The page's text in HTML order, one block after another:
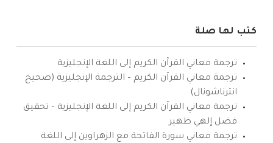
كتب لها صلة
ترجمة معاني القرآن الكريم إلى اللغة الإنجليزية
ترجمة معاني القرآن الكريم – الترجمة الإنجليزية (صحيح
انترناشونال)
ترجمة معاني القرآن الكريم إلى اللغة الإنجليزية – تحقيق
فضل إلهي ظهير
ترجمة معاني سورة الفاتحة مع الزهراوين إلى اللغة